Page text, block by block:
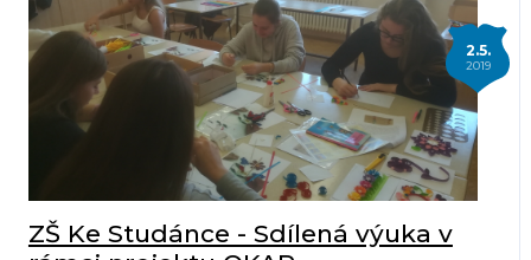
2.5.
2019
ZŠ Ke Studánce - Sdílená výuka v